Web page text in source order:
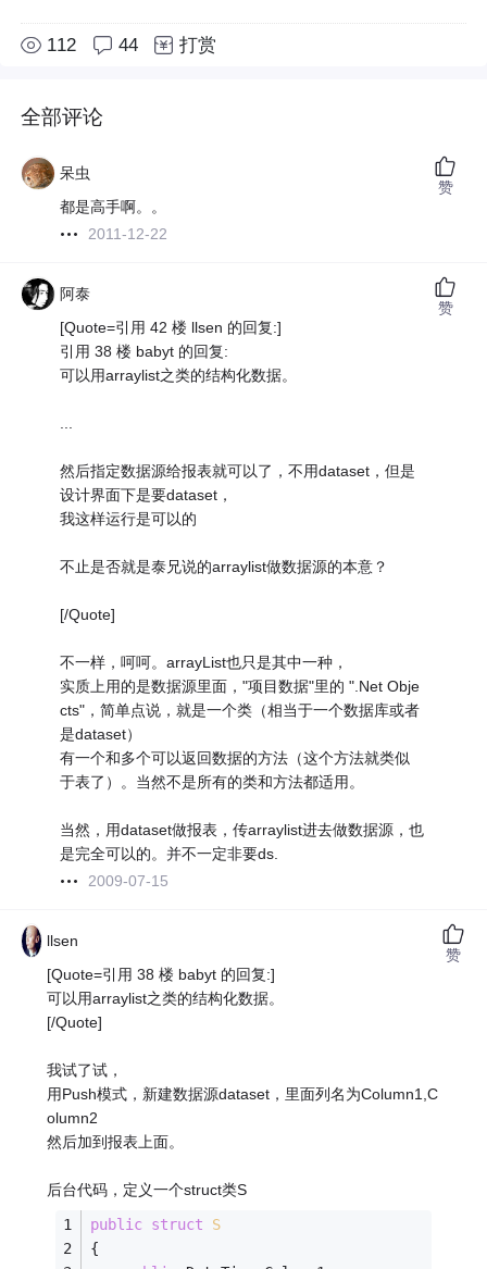
112 44 打赏
全部评论
呆虫
都是高手啊。。
2011-12-22
赞
阿泰
[Quote=引用 42 楼 llsen 的回复:]
引用 38 楼 babyt 的回复:
可以用arraylist之类的结构化数据。
...
然后指定数据源给报表就可以了，不用dataset，但是
设计界面下是要dataset，
我这样运行是可以的
不止是否就是泰兄说的arraylist做数据源的本意？
[/Quote]
不一样，呵呵。arrayList也只是其中一种，
实质上用的是数据源里面，"项目数据"里的 ".Net Obje
cts"，简单点说，就是一个类（相当于一个数据库或者
是dataset）
有一个和多个可以返回数据的方法（这个方法就类似
于表了）。当然不是所有的类和方法都适用。
当然，用dataset做报表，传arraylist进去做数据源，也
是完全可以的。并不一定非要ds.
2009-07-15
赞
llsen
[Quote=引用 38 楼 babyt 的回复:]
可以用arraylist之类的结构化数据。
[/Quote]
我试了试，
用Push模式，新建数据源dataset，里面列名为Column1,C
olumn2
然后加到报表上面。
后台代码，定义一个struct类S
public struct
S
{
赞